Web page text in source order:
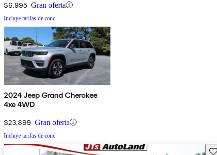
$6,995 Gran oferta
Incluye tarifas de conc.
2024 Jeep Grand Cherokee
4xe 4WD
$23,899 Gran oferta
Incluye tarifas de conc.